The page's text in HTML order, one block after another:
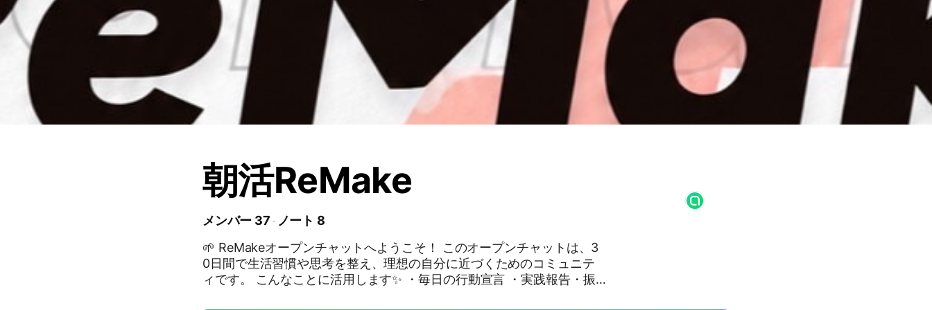
朝活ReMake
メンバー 37
ノート 8
🌱 ReMakeオープンチャットへようこそ！ このオープンチャットは、3
0日間で生活習慣や思考を整え、理想の自分に近づくためのコミュニテ
ィです。 こんなことに活用します✨ ・毎日の行動宣言 ・実践報告・振